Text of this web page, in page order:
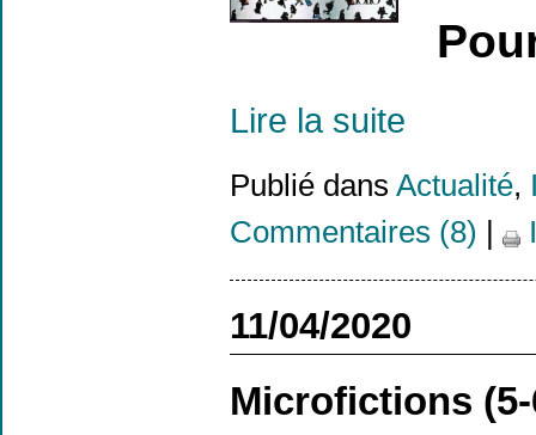
Lire la suite
Publié dans Actualité,
Commentaires (8)
11/04/2020
Microfictions